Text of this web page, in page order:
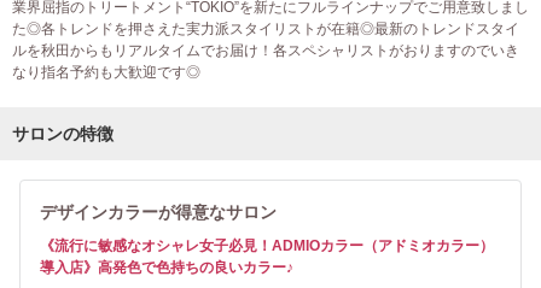
業界屈指のトリートメント“TOKIO”を新たにフルラインナップでご用意致しまし
た◎各トレンドを押さえた実力派スタイリストが在籍◎最新のトレンドスタイ
ルを秋田からもリアルタイムでお届け！各スペシャリストがおりますのでいき
なり指名予約も大歓迎です◎
サロンの特徴
デザインカラーが得意なサロン
《流行に敏感なオシャレ女子必見！ADMIOカラー（アドミオカラー）
導入店》高発色で色持ちの良いカラー♪